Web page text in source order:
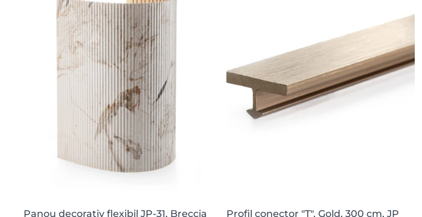
Panou decorativ flexibil JP-31, Breccia
Profil conector "T", Gold, 300 cm, JP